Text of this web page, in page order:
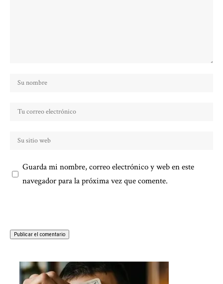
Guarda mi nombre, correo electrónico y web en este
navegador para la próxima vez que comente.